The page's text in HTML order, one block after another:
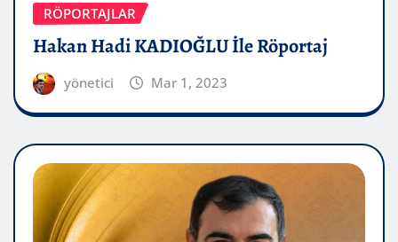
RÖPORTAJLAR
Hakan Hadi KADIOĞLU İle Röportaj
yönetici Mar 1, 2023